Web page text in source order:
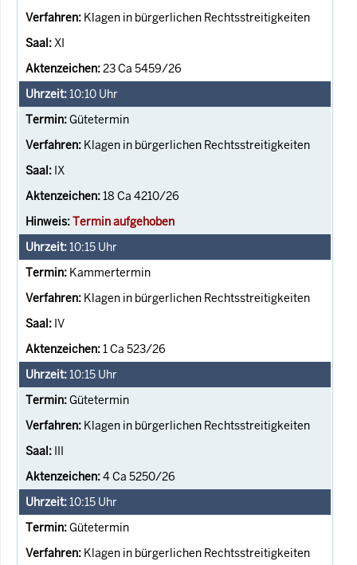
Klagen in bürgerlichen Rechtsstreitigkeiten
XI
23 Ca 5459/26
10:10 Uhr
Gütetermin
Klagen in bürgerlichen Rechtsstreitigkeiten
IX
18 Ca 4210/26
Termin aufgehoben
10:15 Uhr
Kammertermin
Klagen in bürgerlichen Rechtsstreitigkeiten
IV
1 Ca 523/26
10:15 Uhr
Gütetermin
Klagen in bürgerlichen Rechtsstreitigkeiten
III
4 Ca 5250/26
10:15 Uhr
Gütetermin
Klagen in bürgerlichen Rechtsstreitigkeiten